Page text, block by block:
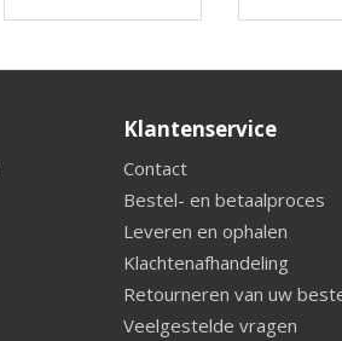
Klantenservice
Contact
Bestel- en betaalproces
Leveren en ophalen
Klachtenafhandeling
Retourneren van uw
Veelgestelde vragen